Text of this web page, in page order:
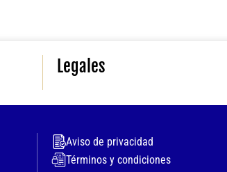
Legales
Aviso de privacidad
Términos y condiciones